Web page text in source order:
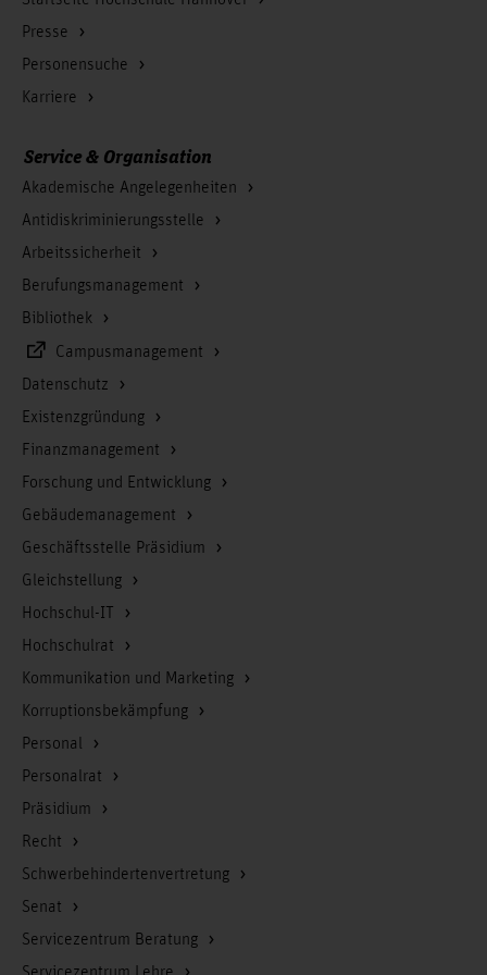
Presse
Personensuche
Karriere
Service & Organisation
Akademische Angelegenheiten
Antidiskriminierungsstelle
Arbeitssicherheit
Berufungsmanagement
Bibliothek
Campusmanagement
Datenschutz
Existenzgründung
Finanzmanagement
Forschung und Entwicklung
Gebäudemanagement
Geschäftsstelle Präsidium
Gleichstellung
Hochschul-IT
Hochschulrat
Kommunikation und Marketing
Korruptionsbekämpfung
Personal
Personalrat
Präsidium
Recht
Schwerbehindertenvertretung
Senat
Servicezentrum Beratung